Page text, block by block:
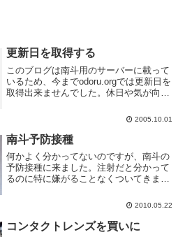
更新日を取得する
このブログは南斗用のサーバーに載って
いるため、今までodoru.orgでは更新日を
取得出来ませんでした。休日や気が向い
こういうところこそ更新日表示が必要な
のにね。というわけで、odoru.org内にト
ラッ...
2005.10.01
南斗予防接種
何かよく分かってないのですが、南斗の
予防接種に来ました。注射だと分かって
るのに特に嫌がることなくついてきまし
す子もいるから、それがないのはラクだ
2010.05.22
コンタクトレンズを買いに